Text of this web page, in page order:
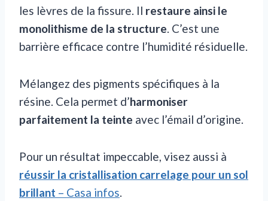
les lèvres de la fissure. Il restaure ainsi le
monolithisme de la structure. C’est une
barrière efficace contre l’humidité résiduelle.
Mélangez des pigments spécifiques à la
résine. Cela permet d’harmoniser
parfaitement la teinte avec l’émail d’origine.
Pour un résultat impeccable, visez aussi à
réussir la cristallisation carrelage pour un sol
brillant – Casa infos.